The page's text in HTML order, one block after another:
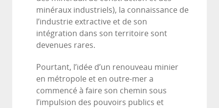
minéraux industriels), la connaissance de
l’industrie extractive et de son
intégration dans son territoire sont
devenues rares.
Pourtant, l’idée d’un renouveau minier
en métropole et en outre-mer a
commencé à faire son chemin sous
l’impulsion des pouvoirs publics et